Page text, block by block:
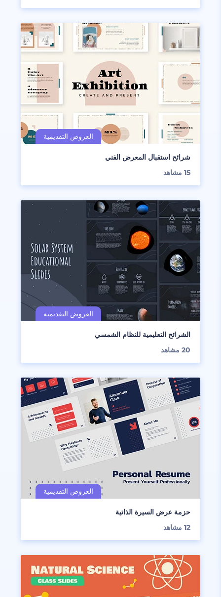
شرائح استقبال المعرض الفني
15 مشاهد
الشرائح التعليمية للنظام الشمسي
20 مشاهد
حزمة عرض السيرة الذاتية
12 مشاهد